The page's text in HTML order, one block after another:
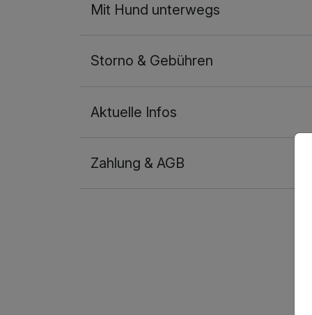
Mit Hund unterwegs
Storno & Gebühren
Aktuelle Infos
Zahlung & AGB